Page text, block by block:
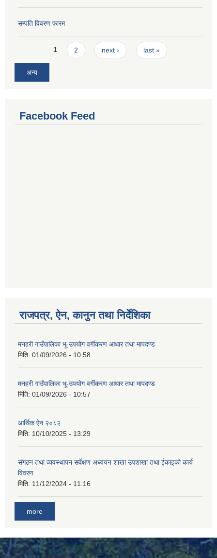
सम्पति विवरण फारम
Pages1 2 next › last »
अन्य
Facebook Feed
राजपत्र, ऐन, कानुन तथा निर्देशिका
मनहरी गाउँपालिका भू-उपयोग वर्गीकरण आधार तथा मापदण्ड
मिति: 01/09/2026 - 10:58
मनहरी गाउँपालिका भू-उपयोग वर्गीकरण आधार तथा मापदण्ड
मिति: 01/09/2026 - 10:57
आर्थिक ऐन २०८२
मिति: 10/10/2025 - 13:29
संगठन तथा व्यवस्थापन सर्वेक्षण अध्ययन शाखा उपशाखा तथा ईकाइको कार्य
विवरण
मिति: 11/12/2024 - 11:16
more